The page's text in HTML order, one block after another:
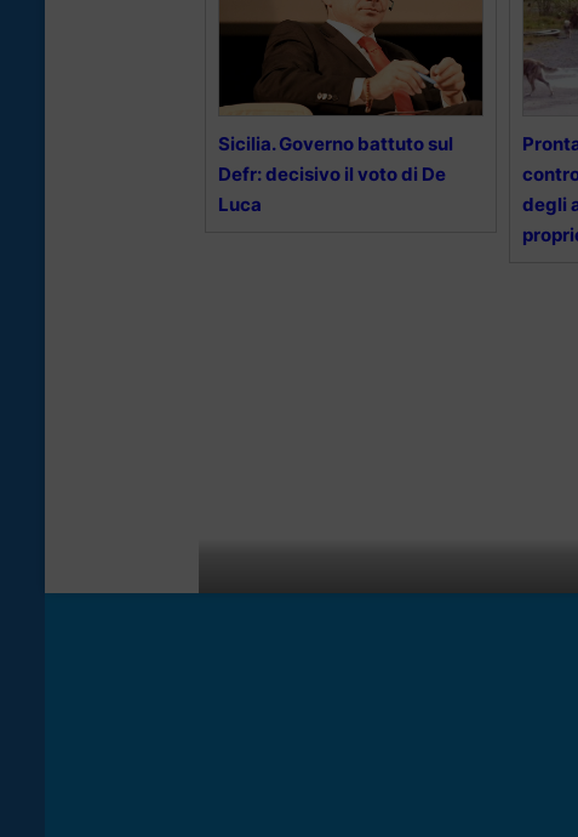
Sicilia. Governo battuto sul
Defr: decisivo il voto di De
Luca
degli